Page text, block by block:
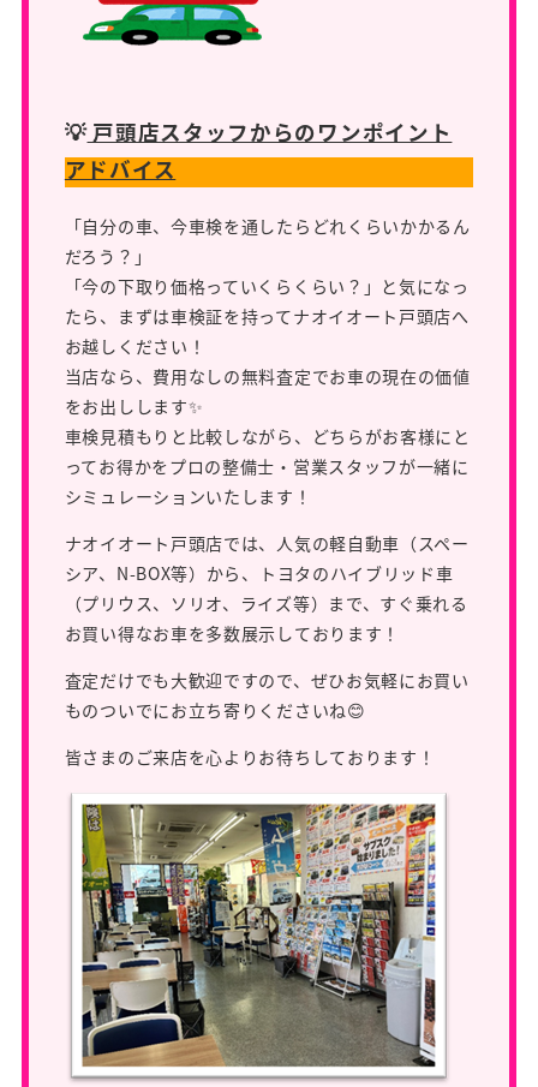
💡戸頭店スタッフからのワンポイント
アドバイス
「自分の車、今車検を通したらどれくらいかかるん
だろう？」
「今の下取り価格っていくらくらい？」と気になっ
たら、まずは車検証を持ってナオイオート戸頭店へ
お越しください！
当店なら、費用なしの無料査定でお車の現在の価値
をお出しします✨
車検見積もりと比較しながら、どちらがお客様にと
ってお得かをプロの整備士・営業スタッフが一緒に
シミュレーションいたします！
ナオイオート戸頭店では、人気の軽自動車（スペー
シア、N-BOX等）から、トヨタのハイブリッド車
（プリウス、ソリオ、ライズ等）まで、すぐ乗れる
お買い得なお車を多数展示しております！
査定だけでも大歓迎ですので、ぜひお気軽にお買い
ものついでにお立ち寄りくださいね😊
皆さまのご来店を心よりお待ちしております！